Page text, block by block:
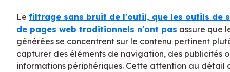
Le filtrage sans bruit de l'outil, que les outils de
de pages web traditionnels n'ont pas assure que
générées se concentrent sur le contenu pertinent
capturer des éléments de navigation, des publicités
informations périphériques. Cette attention au détail